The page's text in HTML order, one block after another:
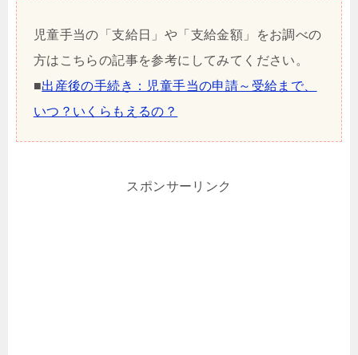
児童手当の「支給日」や「支給金額」をお調べの
方はこちらの記事を参考にしてみてください。
■出産後の手続き：児童手当の申請～受給まで、
いつ？いくらもえるの？
スポンサーリンク